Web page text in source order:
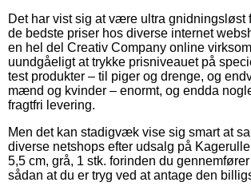
Det har vist sig at være ultra gnidningsløst
de bedste priser hos diverse internet
en hel del Creativ Company online
uundgåeligt at trykke prisniveauet på
test produkter – til piger og drenge, og
mænd og kvinder – enormt, og endda
fragtfri levering.
Men det kan stadigvæk vise sig smart at
diverse netshops efter udsalg på
5,5 cm, grå, 1 stk. forinden du
sådan at du er tryg ved at antage den